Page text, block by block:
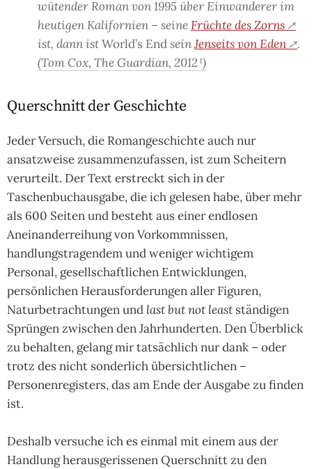
wütender Roman von 1995 über Einwanderer im
heutigen Kalifornien – seineFrüchte des Zorns
ist, dann istWorld’s EndseinJenseits von Eden
.
(Tom Cox, The Guardian, 2012¹)
Querschnitt der Geschichte
Jeder Versuch, die Romangeschichte auch nur
ansatzweise zusammenzufassen, ist zum Scheitern
verurteilt. Der Text erstreckt sich in der
Taschenbuchausgabe, die ich gelesen habe, über mehr
als 600 Seiten und besteht aus einer endlosen
Aneinanderreihung von Vorkommnissen,
handlungstragendem und weniger wichtigem
Personal, gesellschaftlichen Entwicklungen,
persönlichen Herausforderungen aller Figuren,
Naturbetrachtungen und last but not least ständigen
Sprüngen zwischen den Jahrhunderten. Den Überblick
zu behalten, gelang mir tatsächlich nur dank – oder
trotz des nicht sonderlich übersichtlichen –
Personenregisters, das am Ende der Ausgabe zu finden
ist.
Deshalb versuche ich es einmal mit einem aus der
Handlung herausgerissenen Querschnitt zu den